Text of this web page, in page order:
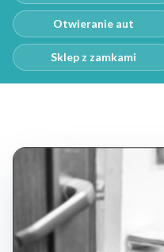
Otwieranie aut
Sklep z zamkami